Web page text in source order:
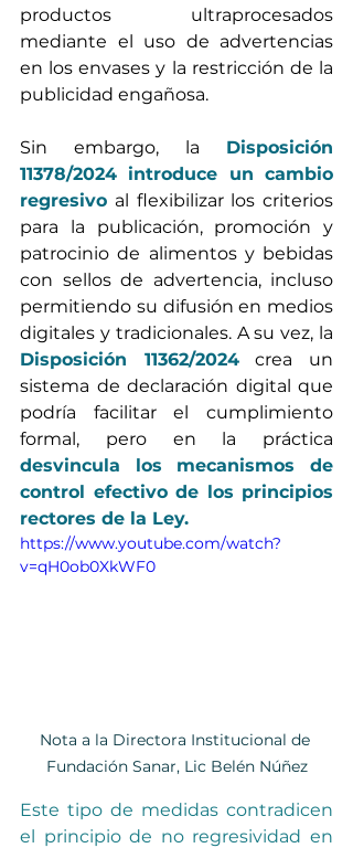
productos ultraprocesados
mediante el uso de advertencias
en los envases y la restricción de la
publicidad engañosa.
Sin embargo, la Disposición
11378/2024 introduce un cambio
regresivo al flexibilizar los criterios
para la publicación, promoción y
patrocinio de alimentos y bebidas
con sellos de advertencia, incluso
permitiendo su difusión en medios
Disposición 11362/2024 crea un
sistema de declaración digital que
podría facilitar el cumplimiento
desvincula los mecanismos de
control efectivo de los principios
rectores de la Ley.
https://www.youtube.com/watch?
v=qH0ob0XkWF0
Nota a la Directora Institucional de
Fundación Sanar, Lic Belén Núñez
Este tipo de medidas contradicen
el principio de no regresividad en